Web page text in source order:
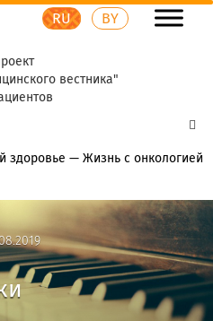
RU BY
вестника"
здоровье — Жизнь с онкологией